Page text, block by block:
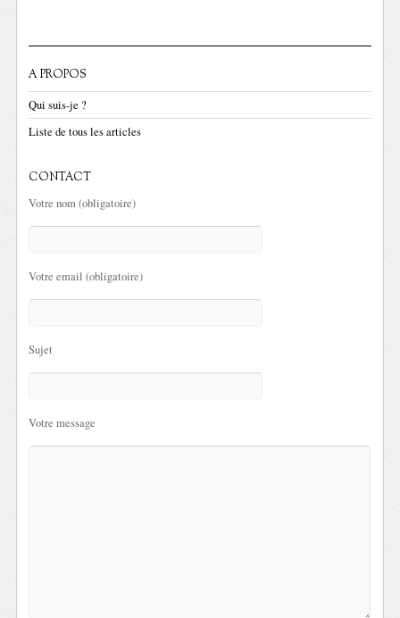
A PROPOS
Qui suis-je ?
Liste de tous les articles
CONTACT
Votre nom (obligatoire)
Votre email (obligatoire)
Sujet
Votre message